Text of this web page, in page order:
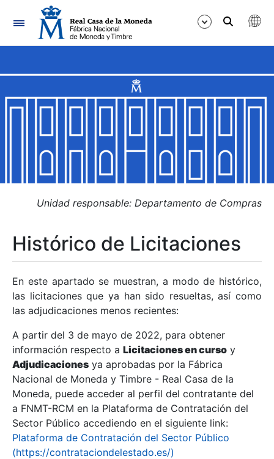
Navegación
Mostrar/Ocultar
Mostrar/Ocultar
Mostrar/Ocultar
Mostrar/Ocultar
Mostrar/Ocultar
Mostrar/Ocultar
Unidad responsable: Departamento de Compras
Histórico de Licitaciones
En este apartado se muestran, a modo de histórico,
las licitaciones que ya han sido resueltas, así como
las adjudicaciones menos recientes:
A partir del 3 de mayo de 2022, para obtener
información respecto a Licitaciones en curso y
Adjudicaciones ya aprobadas por la Fábrica
Nacional de Moneda y Timbre - Real Casa de la
Moneda, puede acceder al perfil del contratante del
a FNMT-RCM en la Plataforma de Contratación del
Sector Público accediendo en el siguiente link:
Plataforma de Contratación del Sector Público
(https://contrataciondelestado.es/)